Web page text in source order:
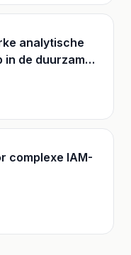
analytische
de duurzame
complexe IAM-